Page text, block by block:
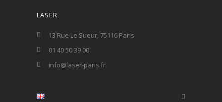
LASER
13 Rue Le Sueur, 75116 Paris
01 40 50 39 00
info@laser-paris.fr